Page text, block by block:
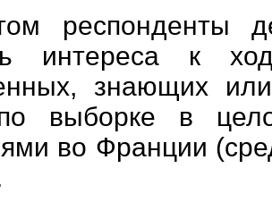
респонденты
интереса к
знающих
выборке в
во Франции